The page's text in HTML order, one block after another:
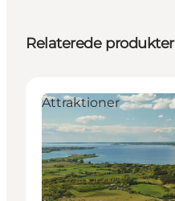
Relaterede produkter
Attraktioner